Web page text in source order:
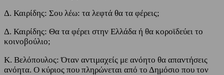
Δ. Καιρίδης: Σου λέω: τα λεφτά θα τα φέρεις;
Δ. Καιρίδης: Θα τα φέρει στην Ελλάδα ή θα κοροϊδεύει το
κοινοβούλιο;
Κ. Βελόπουλος: Όταν αντιμαχείς με ανόητο θα απαντήσεις
ανόητα. Ο κύριος που πληρώνεται από το Δημόσιο που τον